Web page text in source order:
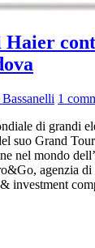
1
di grandi
suo Grand
nel mondo
agenzia
investment